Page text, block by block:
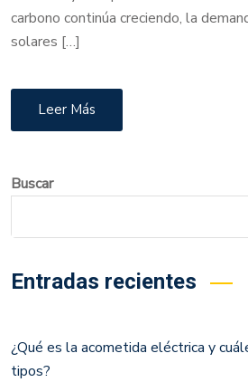
carbono continúa creciendo, la
solares […]
Leer Más
Buscar
Entradas recientes
¿Qué es la acometida eléctrica y
tipos?